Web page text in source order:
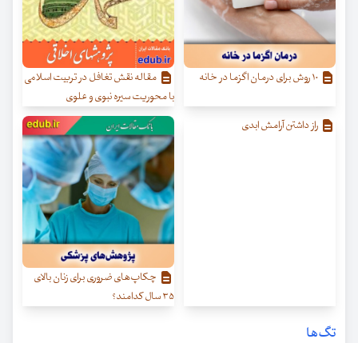
مقاله نقش تغافل در تربیت اسلامی
با محوریت سیره نبوی و علوی
راز داشتن آرامش ابدی
چکاپ‌های ضروری برای زنان بالای
۳۵ سال کدامند؟
تگ‌ها